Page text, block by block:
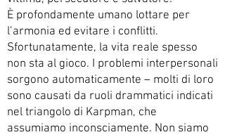
È profondamente umano lottare per
l’armonia ed evitare i conflitti.
Sfortunatamente, la vita reale spesso
non sta al gioco. I problemi interpersonali
sorgono automaticamente – molti di loro
sono causati da ruoli drammatici indicati
nel triangolo di Karpman, che
assumiamo inconsciamente. Non siamo